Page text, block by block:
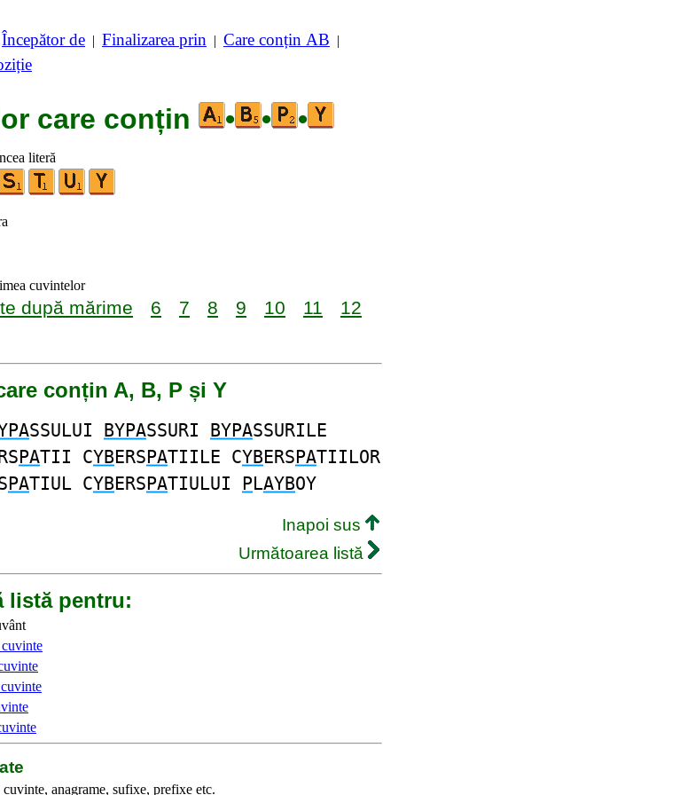
Începător de | Finalizarea prin | Care conțin AB |
care conțin • • •
literă
cuvintelor
după mărime 6 7 8 9 10 11
12
conțin A, B, P și Y
SSULUI BYPASSURI BYPASSURILE
PATII CYBERSPATIILE CYBERSPATIILOR
PATIUL CYBERSPATIULUI PLAYBOY
Inapoi sus
Următoarea listă
listă pentru:
cuvinte, anagrame, sufixe, prefixe etc.